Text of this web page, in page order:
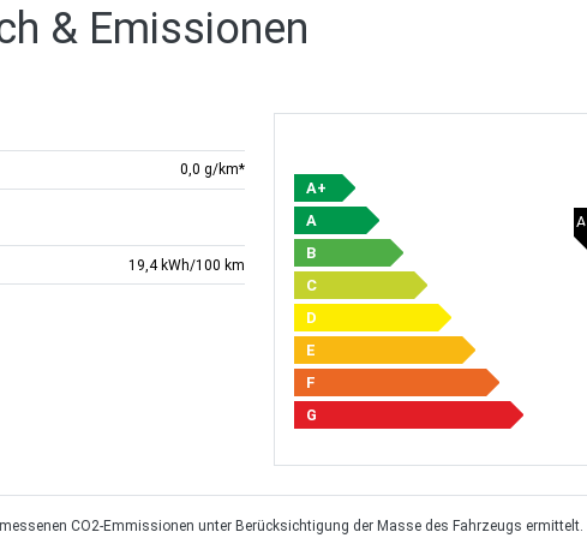
& Emissionen
0,0 g/km*
19,4 kWh/100 km
A+
A
B
C
D
E
F
G
A
CO2-Emmissionen unter Berücksichtigung der Masse des Fahrzeugs ermittelt.